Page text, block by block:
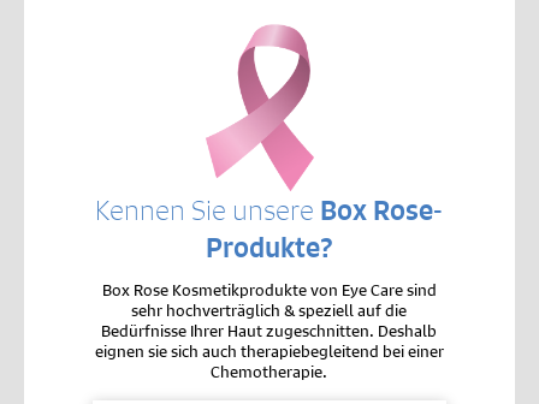
Kennen Sie unsere Box Rose-
Produkte?
Box Rose Kosmetikprodukte von Eye Care sind
sehr hochverträglich & speziell auf die
Bedürfnisse Ihrer Haut zugeschnitten. Deshalb
eignen sie sich auch therapiebegleitend bei einer
Chemotherapie.